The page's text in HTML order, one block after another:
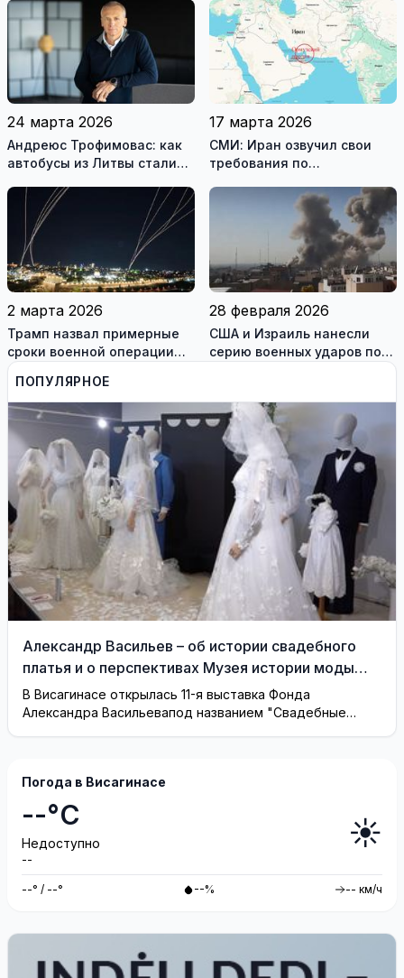
перемирие
24 марта 2026
Андреюс Трофимовас: как
автобусы из Литвы стали
охваченного огнём
Мариуполя (фотогалерея)
17 марта 2026
СМИ: Иран озвучил свои
требования по
2 марта 2026
Трамп назвал примерные
сроки военной операции
против Ирана
28 февраля 2026
США и Израиль нанесли
серию военных ударов по
ПОПУЛЯРНОЕ
Александр Васильев – об истории свадебного
платья и о перспективах Музея истории моды
(видео)
В Висагинасе открылась 11-я выставка Фонда
Александра Васильевапод названием "Свадебные
Погода в Висагинасе
--°C
Недоступно
--
☀️
--° / --° --% -- км/ч